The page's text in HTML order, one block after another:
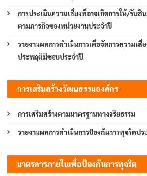
การประเมินความเสี่ยงที่อาจเกิดการให้/รับสิ
ตามภารกิจของหน่วยงานประจำปี
รายงานผลการดำเนินการเพื่อจัดการความเสี่
ประพฤติมิชอบประจำปี
การเสริมสร้างวัฒนธรรมองค์กร
การเสริมสร้างตามมาตรฐานทางจริยธรรม
รายงานผลการดำเนินการป้องกันการทุจริตปร
มาตรการภายในเพื่อป้องกันการทุจริต